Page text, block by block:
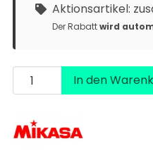
Aktionsartikel:
Der Rabattwird
In den